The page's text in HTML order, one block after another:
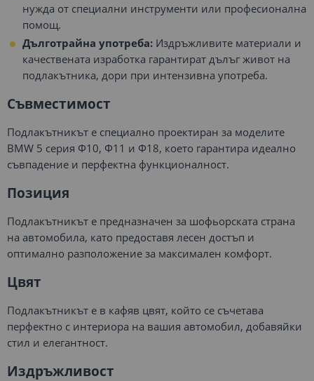
нужда от специални инструменти или професионална
помощ.
Дълготрайна употреба: Издръжливите материали и
качествената изработка гарантират дълъг живот на
подлакътника, дори при интензивна употреба.
Съвместимост
Подлакътникът е специално проектиран за моделите
BMW 5 серия Ф10, Ф11 и Ф18, което гарантира идеално
съвпадение и перфектна функционалност.
Позиция
Подлакътникът е предназначен за шофьорската страна
на автомобила, като предоставя лесен достъп и
оптимално разположение за максимален комфорт.
Цвят
Подлакътникът е в кафяв цвят, който се съчетава
перфектно с интериора на вашия автомобил, добавяйки
стил и елегантност.
Издръжливост